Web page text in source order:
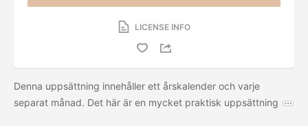
LICENSE INFO
Denna uppsättning innehåller ett årskalender och varje
separat månad. Det här är en mycket praktisk uppsättning